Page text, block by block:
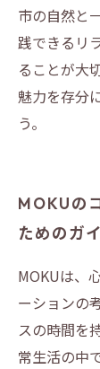
市の自然と
践できるリ
ることが大
魅力を存分
う。
MOKUの
ためのガ
MOKUは、
ーションの
スの時間を
常生活の中